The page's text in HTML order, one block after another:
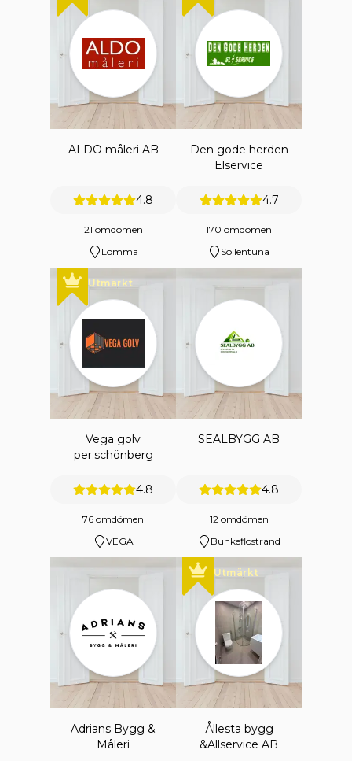
ALDO måleri AB
4.8
21 omdömen
Lomma
Den gode herden
Elservice
4.7
170 omdömen
Sollentuna
Utmärkt
Vega golv
per.schönberg
4.8
76 omdömen
VEGA
SEALBYGG AB
4.8
12 omdömen
Bunkeflostrand
Adrians Bygg &
Måleri
Utmärkt
Ållesta bygg
&Allservice AB